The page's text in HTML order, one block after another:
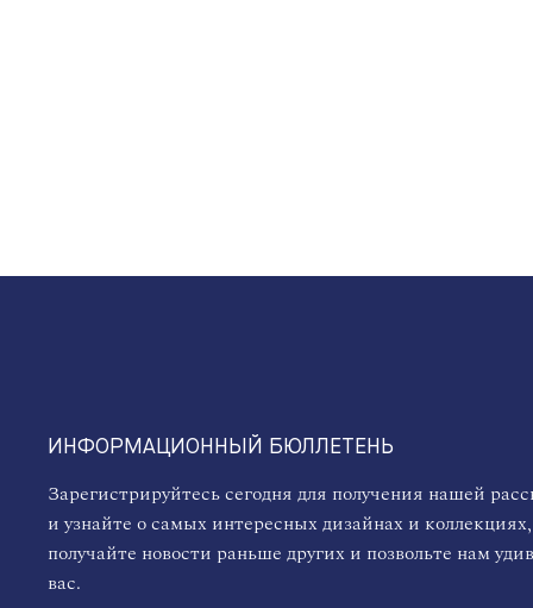
ИНФОРМАЦИОННЫЙ БЮЛЛЕТЕНЬ
Зарегистрируйтесь сегодня для получения нашей
и узнайте о самых интересных дизайнах и коллекциях,
получайте новости раньше других и позвольте нам
вас.